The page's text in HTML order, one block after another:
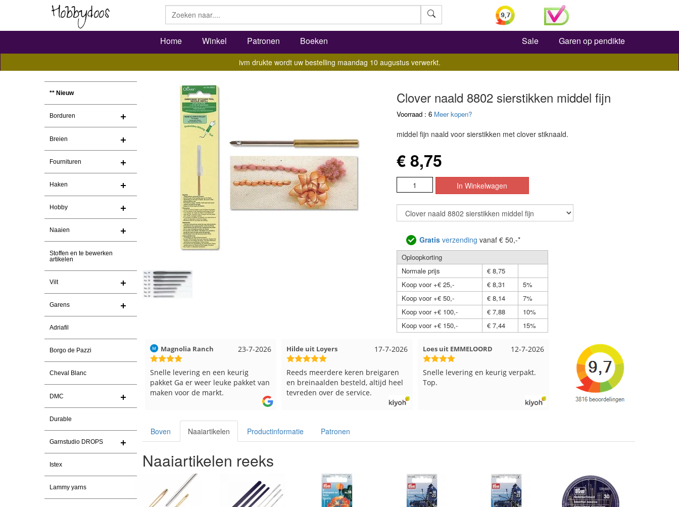
Zoeken
Home Winkel Patronen Boeken Sale Garen op pendikte
ivm drukte wordt uw bestelling maandag 10 augustus verwerkt.
** Nieuw
Borduren
Breien
Fournituren
Haken
Hobby
Naaien
Stoffen en te bewerken
artikelen
Vilt
Garens
Adriafil
Borgo de Pazzi
Cheval Blanc
DMC
Durable
Garnstudio DROPS
Istex
Lammy yarns
Clover naald 8802 sierstikken middel fijn
Voorraad : 6 Meer kopen?
middel fijn naald voor sierstikken met clover stiknaald.
€ 8,75
Gratisverzending vanaf € 50,-*
Oploopkorting
Normale prijs
€ 8,75
Koop voor +€ 25,-
€ 8,31
5%
Koop voor +€ 50,-
€ 8,14
7%
Koop voor +€ 100,-
€ 7,88
10%
Koop voor +€ 150,-
€ 7,44 15%
Christel Vanderlinden
Snelle levering. En prima garen
23-7-2026
Magnolia Ranch
Snelle levering en een keurig
pakket Ga er weer leuke pakket van
maken voor de markt.
17-7-2026
Hilde uit Loyers
Reeds meerdere keren breigaren
en breinaalden besteld, altijd heel
tevreden over de service.
12-7-2026
Loes uit EMMELOORD
Snelle levering en keurig verpakt.
Top.
Nell uit Beuningen
Goed verpakt en snelgeleverd
Boven Naaiartikelen Productinformatie Patronen
Naaiartikelen reeks